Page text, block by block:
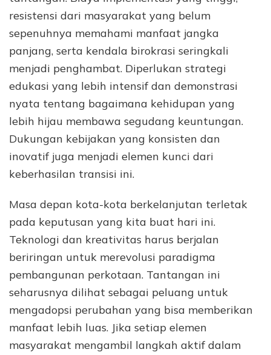
resistensi dari masyarakat yang belum
sepenuhnya memahami manfaat jangka
panjang, serta kendala birokrasi seringkali
menjadi penghambat. Diperlukan strategi
edukasi yang lebih intensif dan demonstrasi
nyata tentang bagaimana kehidupan yang
lebih hijau membawa segudang keuntungan.
Dukungan kebijakan yang konsisten dan
inovatif juga menjadi elemen kunci dari
keberhasilan transisi ini.
Masa depan kota-kota berkelanjutan terletak
pada keputusan yang kita buat hari ini.
Teknologi dan kreativitas harus berjalan
beriringan untuk merevolusi paradigma
pembangunan perkotaan. Tantangan ini
seharusnya dilihat sebagai peluang untuk
mengadopsi perubahan yang bisa memberikan
manfaat lebih luas. Jika setiap elemen
masyarakat mengambil langkah aktif dalam